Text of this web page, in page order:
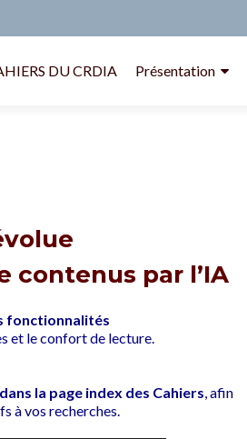
DU CRDIA Présentation
contenus par l’IA
fonctionnalités
et le confort de lecture.
la page index des Cahiers, afin
à vos recherches.